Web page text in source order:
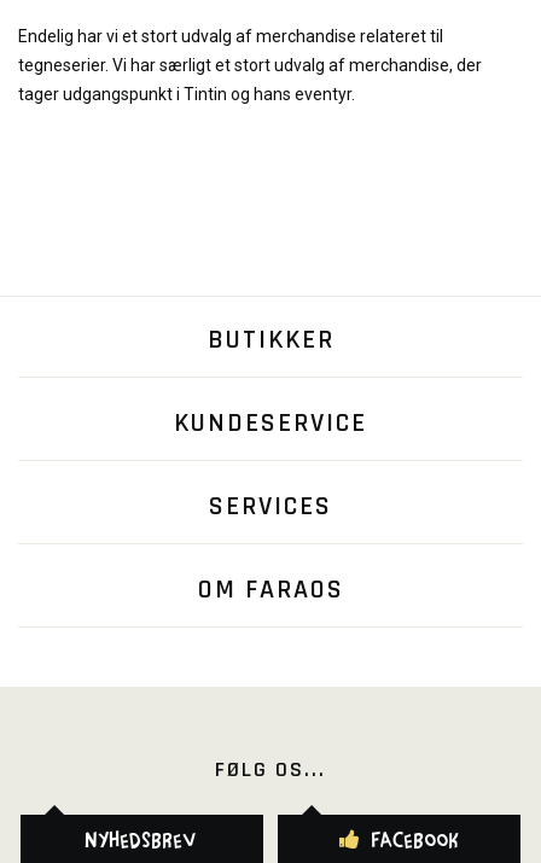
Endelig har vi et stort udvalg af merchandise relateret til
tegneserier. Vi har særligt et stort udvalg af merchandise, der
tager udgangspunkt i Tintin og hans eventyr.
BUTIKKER
KUNDESERVICE
SERVICES
OM FARAOS
FØLG OS...
Nyhedsbrev Facebook